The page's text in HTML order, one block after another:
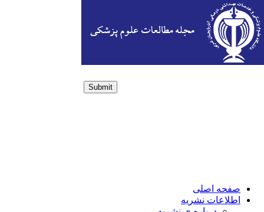
Submit
صفحه اصلی
اطلاعات نشریه